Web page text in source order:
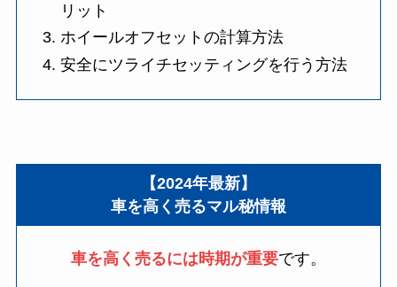
リット
ホイールオフセットの計算方法
安全にツライチセッティングを行う方法
【2024年最新】
車を高く売るマル秘情報
車を高く売るには時期が重要です。